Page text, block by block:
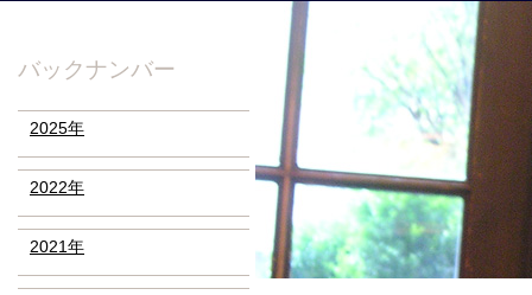
バックナンバー
2025年
2022年
2021年